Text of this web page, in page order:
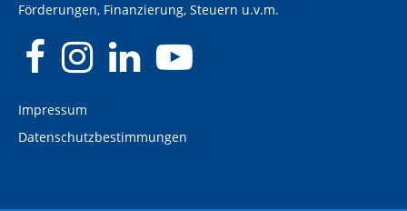
Förderungen, Finanzierung, Steuern u.v.m.
Impressum
Datenschutzbestimmungen